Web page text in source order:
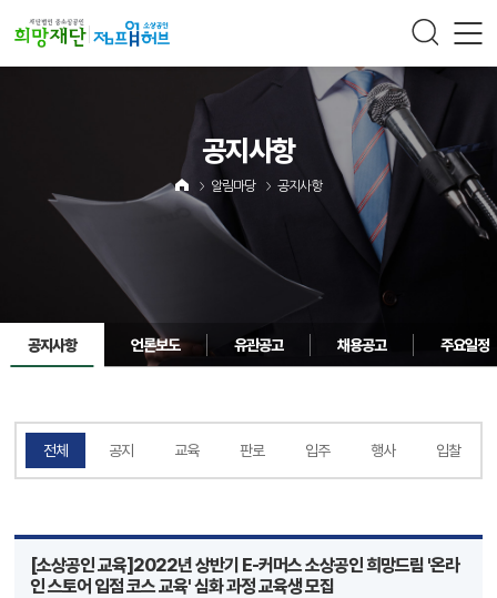
공지사항
알림마당 공지사항
공지사항 언론보도 유관공고 채용공고 주요일정
전체 공지 교육 판로 입주 행사 입찰
[소상공인 교육]2022년 상반기 E-커머스 소상공인 희망드림 '온라
인 스토어 입점 코스 교육' 심화 과정 교육생 모집